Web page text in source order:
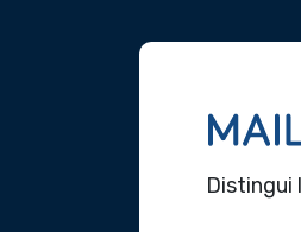
Distingui